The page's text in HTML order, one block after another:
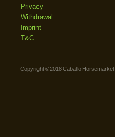
Privacy
Withdrawal
Imprint
T&C
Copyright © 2018 Caballo Horsemarket